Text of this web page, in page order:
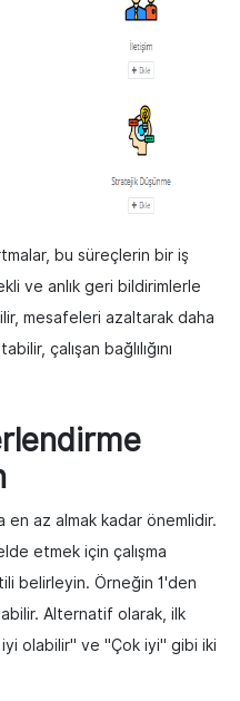
bu süreçlerin bir iş
ve anlık geri bildirimlerle
mesafeleri azaltarak daha
çalışan bağlılığını
en az almak kadar önemlidir.
etmek için çalışma
belirleyin. Örneğin 1'den
Alternatif olarak, ilk
olabilir" ve "Çok iyi" gibi iki